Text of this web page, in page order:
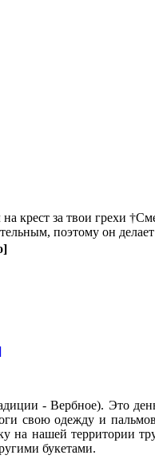
крест за твои грехи
поэтому он
- Вербное). Это
свою одежду и
на нашей территории
букетами.